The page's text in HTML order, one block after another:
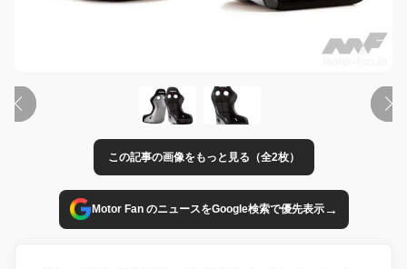
この記事の画像をもっと見る（全2枚）
Motor Fan のニュースをGoogle検索で優先表示→